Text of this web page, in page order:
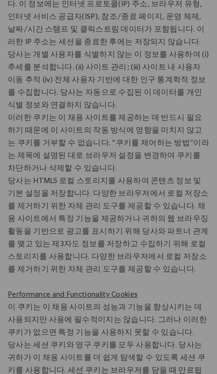
다. 이 정보에는 인터넷 프로토콜(IP) 주소, 브라우저 유형,
인터넷 서비스 공급자(ISP), 참조/종료 페이지, 운영 체제,
날짜/시간 스탬프 및 클릭스트림 데이터가 포함됩니다. 이
러한 IP 주소는 세션을 종료한 후에는 저장되지 않습니다.
당사는 개별 사용자를 식별하지 않는 이 정보를 사용하여 (i)
추세를 분석합니다. (ii) 사이트 관리; (iii) 사이트 내 사용자
이동 추적 (iv) 전체 사용자 기반에 대한 인구 통계학적 정보
를 수집합니다. 당사는 자동으로 수집된 이 데이터를 개인
식별 정보와 연결하지 않습니다.
이러한 쿠키는 이 채용 사이트를 제공하는 데 반드시 필요
하기 때문에 이 사이트의 작동 방식에 영향을 미치지 않고
는 쿠키를 거부할 수 없습니다. "쿠키를 제어하는 방법"이라
는 제목에 설명된 대로 브라우저 설정을 변경하여 쿠키를
차단하거나 삭제할 수 있습니다.
당사는 HTML5 로컬 스토리지를 사용하여 콘텐츠 정보 및
기본 설정을 저장합니다. 다양한 브라우저에서 로컬 저장소
를 제거하기 위한 자체 관리 도구를 제공할 수 있습니다. 채
용 사이트에서 특정 기능을 제공하거나 귀하의 웹 브라우징
활동을 기반으로 광고를 표시하기 위해 당사와 파트너 관계
를 맺고 있는 제3자도 정보를 저장하고 수집하기 위해 로컬
스토리지를 사용합니다. 다양한 브라우저에서 로컬 저장소
를 제거하기 위한 자체 관리 도구를 제공할 수 있습니다.
Performance and Functionality Cookies
이 쿠키는 이 채용 사이트의 성능과 기능을 향상시키는 데
사용되지만 사용에 필수적이지는 않습니다. 그러나 이러한
쿠키가 없으면 특정 기능을 사용하지 못할 수 있습니다.
당사는 세션 쿠키와 영구 쿠키를 모두 사용합니다. 당사는
귀하가 이 채용 사이트를 더 쉽게 탐색할 수 있도록 세션 쿠
키를 사용합니다. 세션 쿠키는 브라우저를 닫을 때 만료됩